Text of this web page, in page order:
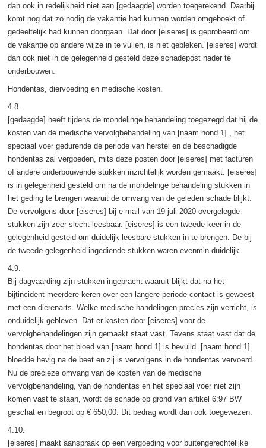
dan ook in redelijkheid niet aan [gedaagde] worden toegerekend. Daarbij
komt nog dat zo nodig de vakantie had kunnen worden omgeboekt of
gedeeltelijk had kunnen doorgaan. Dat door [eiseres] is geprobeerd om
de vakantie op andere wijze in te vullen, is niet gebleken. [eiseres] wordt
dan ook niet in de gelegenheid gesteld deze schadepost nader te
onderbouwen.
Hondentas, diervoeding en medische kosten.
4.8.
[gedaagde] heeft tijdens de mondelinge behandeling toegezegd dat hij de
kosten van de medische vervolgbehandeling van [naam hond 1] , het
speciaal voer gedurende de periode van herstel en de beschadigde
hondentas zal vergoeden, mits deze posten door [eiseres] met facturen
of andere onderbouwende stukken inzichtelijk worden gemaakt. [eiseres]
is in gelegenheid gesteld om na de mondelinge behandeling stukken in
het geding te brengen waaruit de omvang van de geleden schade blijkt.
De vervolgens door [eiseres] bij e-mail van 19 juli 2020 overgelegde
stukken zijn zeer slecht leesbaar. [eiseres] is een tweede keer in de
gelegenheid gesteld om duidelijk leesbare stukken in te brengen. De bij
de tweede gelegenheid ingediende stukken waren evenmin duidelijk.
4.9.
Bij dagvaarding zijn stukken ingebracht waaruit blijkt dat na het
bijtincident meerdere keren over een langere periode contact is geweest
met een dierenarts. Welke medische handelingen precies zijn verricht, is
onduidelijk gebleven. Dat er kosten door [eiseres] voor de
vervolgbehandelingen zijn gemaakt staat vast. Tevens staat vast dat de
hondentas door het bloed van [naam hond 1] is bevuild. [naam hond 1]
bloedde hevig na de beet en zij is vervolgens in de hondentas vervoerd.
Nu de precieze omvang van de kosten van de medische
vervolgbehandeling, van de hondentas en het speciaal voer niet zijn
komen vast te staan, wordt de schade op grond van artikel 6:97 BW
geschat en begroot op € 650,00. Dit bedrag wordt dan ook toegewezen.
4.10.
[eiseres] maakt aanspraak op een vergoeding voor buitengerechtelijke